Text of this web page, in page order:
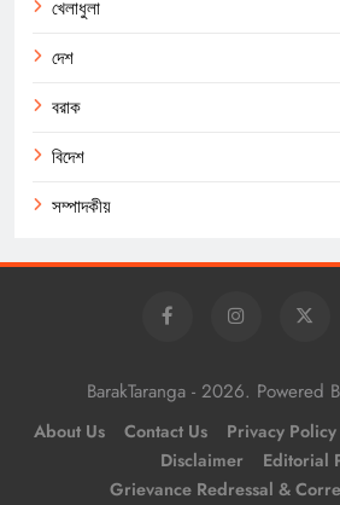
খেলাধুলা
দেশ
বরাক
বিদেশ
সম্পাদকীয়
BarakTaranga - 2026. Powered
About Us Contact Us Privacy Policy
Disclaimer
Editorial
Grievance Redressal &